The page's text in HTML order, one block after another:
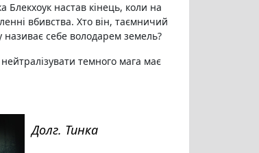
Блекхоук настав кінець, коли на
вбивства. Хто він, таємничий
себе володарем земель?
темного мага має
Долг. Тинка